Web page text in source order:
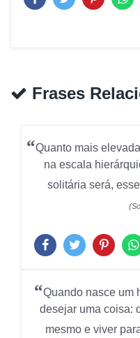
Frases
“Quanto mais
na escala
solitária será,
“Quando nasce um
desejar uma coisa:
mesmo e viver